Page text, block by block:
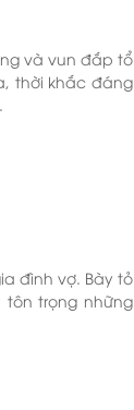
và vun đắp tổ
thời khắc đáng
đình vợ. Bày tỏ
trọng những